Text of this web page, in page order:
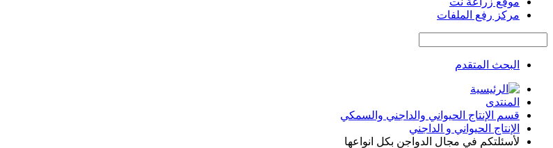
مركز رفع الملفات
البحث المتقدم
المنتدى
قسم الإنتاج الحيواني والداجني والسمكي
الإنتاج الحيواني و الداجني
لأسئلتكم في مجال الدواجن بكل انواعها